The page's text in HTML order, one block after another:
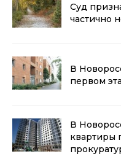
Суд
частично
В
первом
В
квартиры